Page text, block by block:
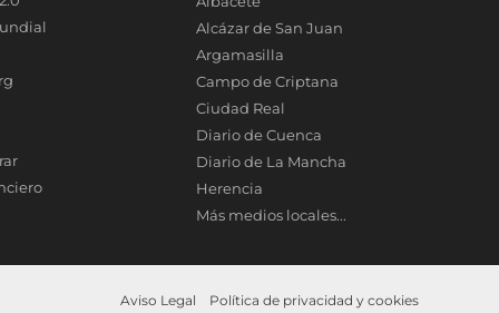
Alcázar de San Juan
Argamasilla
Campo de Criptana
Ciudad Real
Diario de Cuenca
Diario de La Mancha
Herencia
Más medios locales...
Aviso Legal Política de privacidad y cookies